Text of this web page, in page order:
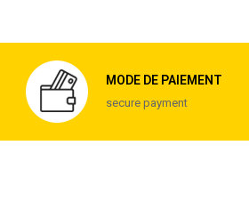
MODE DE PAIEMENT
secure payment